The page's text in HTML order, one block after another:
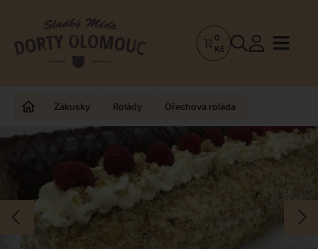
Dorty
Zakázkové
a
0
Kč
Zákusky Rolády Ořechová roláda